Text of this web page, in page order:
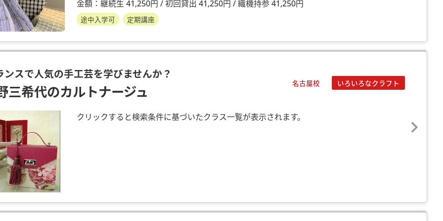
金額：継続生 41,250円 / 初回貸出 41,250円 / 織機持参 41,250円
途中入学可 定期講座
名古屋校 いろいろなクラフト
ンスで人気の手工芸を学びませんか？
三希代のカルトナージュ
クリックすると検索条件に基づいたクラス一覧が表示されます。